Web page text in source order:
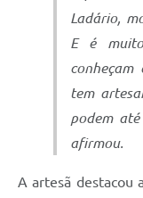
Ladário,
E é
tem
podem
afirmou.
A artesã destacou